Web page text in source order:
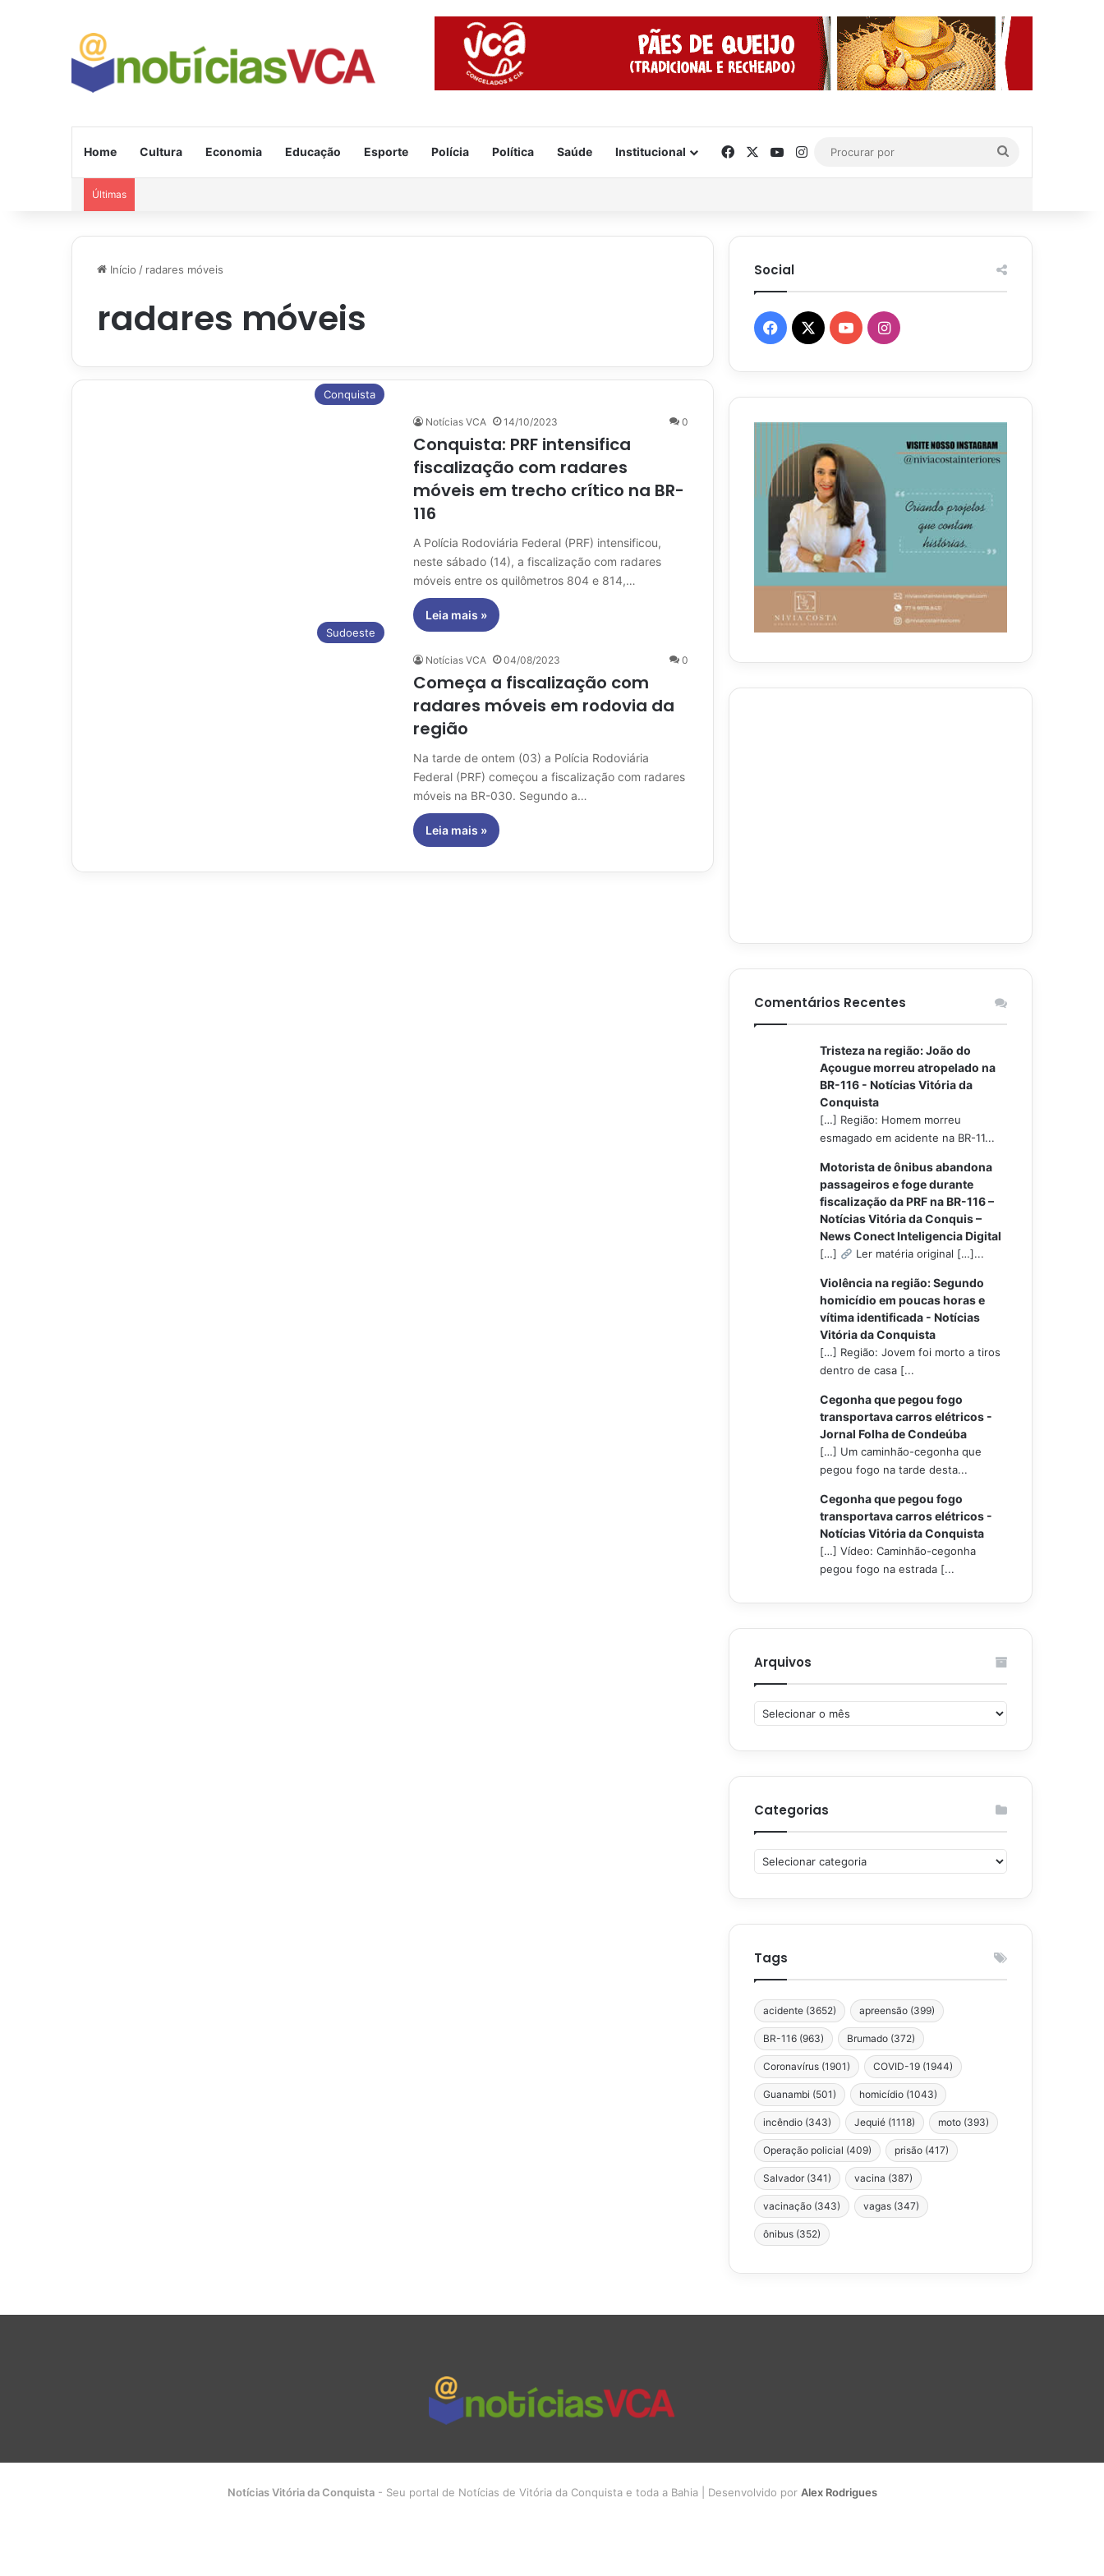
Home Cultura Economia Educação Esporte Polícia Política Saúde Institucional FacebookYouTube
Instagram
por
Últimas
Início / radares móveis
radares móveis
Conquista
Notícias VCA 14/10/2023 0
Conquista: PRF intensifica
fiscalização com radares
móveis em trecho crítico na BR-
116
A Polícia Rodoviária Federal (PRF) intensificou,
neste sábado (14), a fiscalização com radares
móveis entre os quilômetros 804 e 814,…
Leia mais »
Sudoeste
Notícias VCA 04/08/2023 0
Começa a fiscalização com
radares móveis em rodovia da
região
Na tarde de ontem (03) a Polícia Rodoviária
Federal (PRF) começou a fiscalização com radares
móveis na BR-030. Segundo a…
Leia mais »
Social
Facebook
X YouTubeInstagram
Comentários Recentes
Tristeza na região: João do
Açougue morreu atropelado na
BR-116 - Notícias Vitória da
Conquista
[…] Região: Homem morreu
esmagado em acidente na BR-11...
Motorista de ônibus abandona
passageiros e foge durante
fiscalização da PRF na BR-116 –
Notícias Vitória da Conquis –
News Conect Inteligencia Digital
[…] Ler matéria original […]...
Violência na região: Segundo
homicídio em poucas horas e
vítima identificada - Notícias
Vitória da Conquista
[…] Região: Jovem foi morto a tiros
dentro de casa [...
Cegonha que pegou fogo
transportava carros elétricos -
Jornal Folha de Condeúba
[…] Um caminhão-cegonha que
pegou fogo na tarde desta...
Cegonha que pegou fogo
transportava carros elétricos -
Notícias Vitória da Conquista
[…] Vídeo: Caminhão-cegonha
pegou fogo na estrada [...
Arquivos
Arquivos
Categorias
Categorias
Tags
acidente (3652) apreensão (399)
BR-116 (963) Brumado (372)
Coronavírus (1901) COVID-19 (1944)
Guanambi (501) homicídio (1043)
incêndio (343) Jequié (1118) moto (393)
Operação policial (409) prisão (417)
Salvador (341) vacina (387)
vacinação (343) vagas (347)
ônibus (352)
Notícias Vitória da Conquista- Seu portal de Notícias de Vitória da Conquista e toda a Bahia | Desenvolvido por Alex Rodrigues